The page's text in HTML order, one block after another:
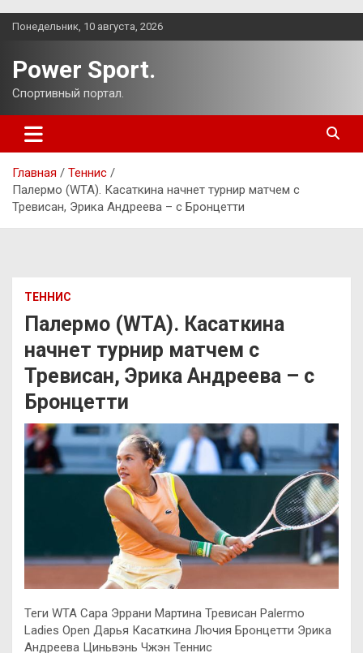
Перейти
Понедельник, 10 августа, 2026
Power Sport.
Спортивный портал.
Главная
Теннис
Палермо (WTA). Касаткина начнет турнир матчем с
Тревисан, Эрика Андреева – с Бронцетти
ТЕННИС
Палермо (WTA). Касаткина
начнет турнир матчем с
Тревисан, Эрика Андреева – с
Бронцетти
Теги WTA Сара Эррани Мартина Тревисан Palermo
Ladies Open Дарья Касаткина Лючия Бронцетти Эрика
Андреева Циньвэнь Чжэн Теннис